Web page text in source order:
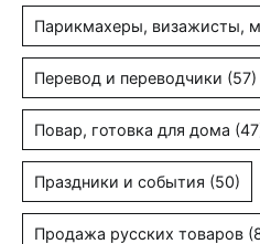
Парикмахеры, визажисты,
Перевод и переводчики (57)
Повар, готовка для дома
Праздники и события (50)
Продажа русских товаров